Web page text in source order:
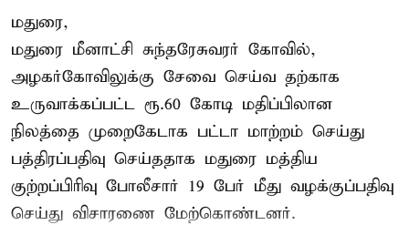
மதுரை,
மதுரை மீனாட்சி சுந்தரேசுவரர் கோவில்,
அழகர்கோவிலுக்கு சேவை செய்வ தற்காக
உருவாக்கப்பட்ட ரூ.60 கோடி மதிப்பிலான
நிலத்தை முறைகேடாக பட்டா மாற்றம் செய்து
பத்திரப்பதிவு செய்ததாக மதுரை மத்திய
குற்றப்பிரிவு போலீசார் 19 பேர் மீது வழக்குப்பதிவு
செய்து விசாரணை மேற்கொண்டனர்.